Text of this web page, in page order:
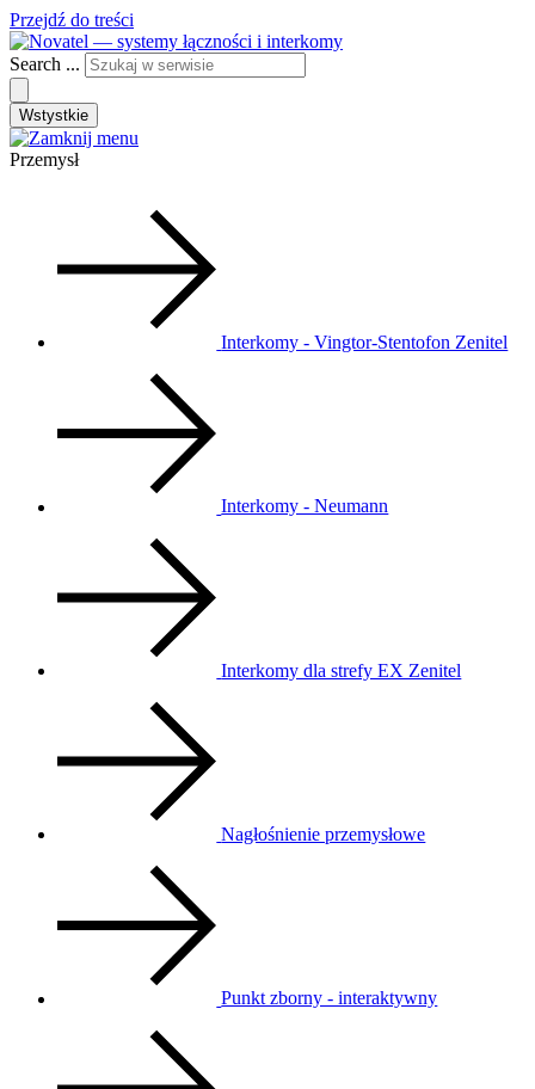
Przejdź do treści
Search ...
Wstystkie
Przemysł
Interkomy - Vingtor-Stentofon Zenitel
Interkomy - Neumann
Interkomy dla strefy EX Zenitel
Nagłośnienie przemysłowe
Punkt zborny - interaktywny